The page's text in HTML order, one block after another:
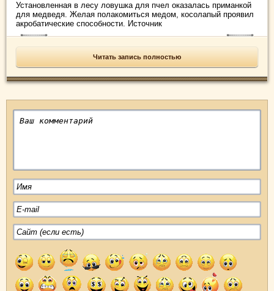
Установленная в лесу ловушка для пчел оказалась приманкой
для медведя. Желая полакомиться медом, косолапый проявил
акробатические способности. Источник
Читать запись полностью